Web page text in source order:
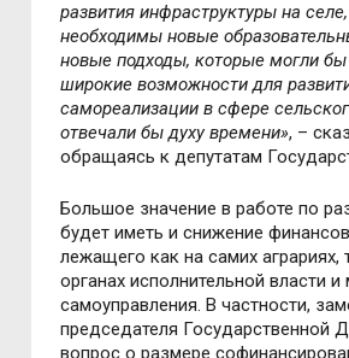
развития инфраструктуры на
необходимы новые
новые подходы, которые могли бы
широкие возможности для
самореализации в сфере
отвечали бы духу времени», –
обращаясь к депутатам
Большое значение в работе по
будет иметь и снижение
лежащего как на самих аграриях,
органах исполнительной власти и
самоуправления. В частности,
председателя Государственной
вопрос о размере